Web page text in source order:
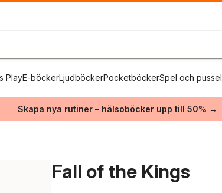
PlayE-böckerLjudböckerPocketböckerSpel och pussel
Skapa nya rutiner – hälsoböcker upp till 50% →
Fall of the Kings